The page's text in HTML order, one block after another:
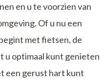
en u te voorzien van
Of u nu een
met fietsen, de
u optimaal kunt genieten
een gerust hart kunt